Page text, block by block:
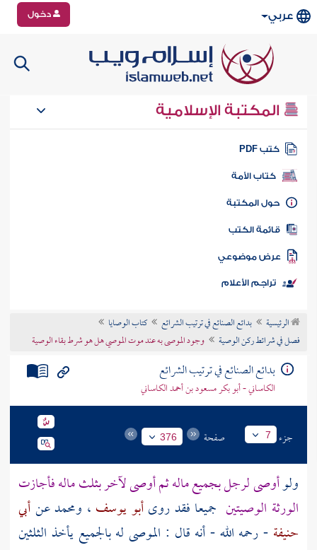
عربي دخول
المكتبة الإسلامية
كتب PDF
كتاب الأمة
المكتبة
الكتب
موضوعي
تراجم الأعلام
الرئيسية بدائع الصنائع في ترتيب الشرائع
كتاب الوصايا
فصل في شرائط ركن الوصية
وجود الموصى به عند موت الموصي هل هو شرط بقاء الوصية
بدائع الصنائع في ترتيب الشرائع
الكاساني - أبو بكر مسعود بن أحمد الكاساني
جزء 7 صفحة 376
ولوأوصى لرجل بجميع ماله ثم أوصى لآخر بثلث ماله فأجازت
الورثة الوصيتين جميعا فقد روىأبو يوسف ، ومحمدعنأبي
حنيفة - رحمه الله - أنه قال : الموصى له بالجميع يأخذ الثلثين